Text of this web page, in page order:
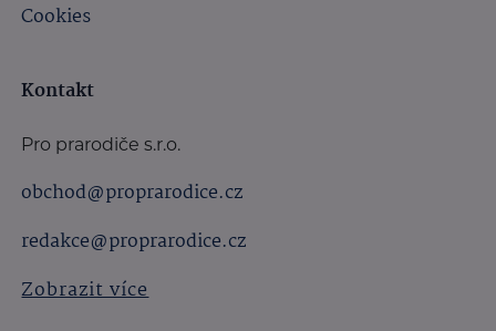
Cookies
Kontakt
Pro prarodiče s.r.o.
obchod@proprarodice.cz
redakce@proprarodice.cz
Zobrazit více